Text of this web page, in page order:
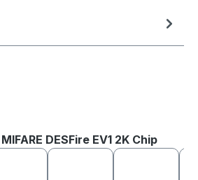
DESFire EV1 2K Chip